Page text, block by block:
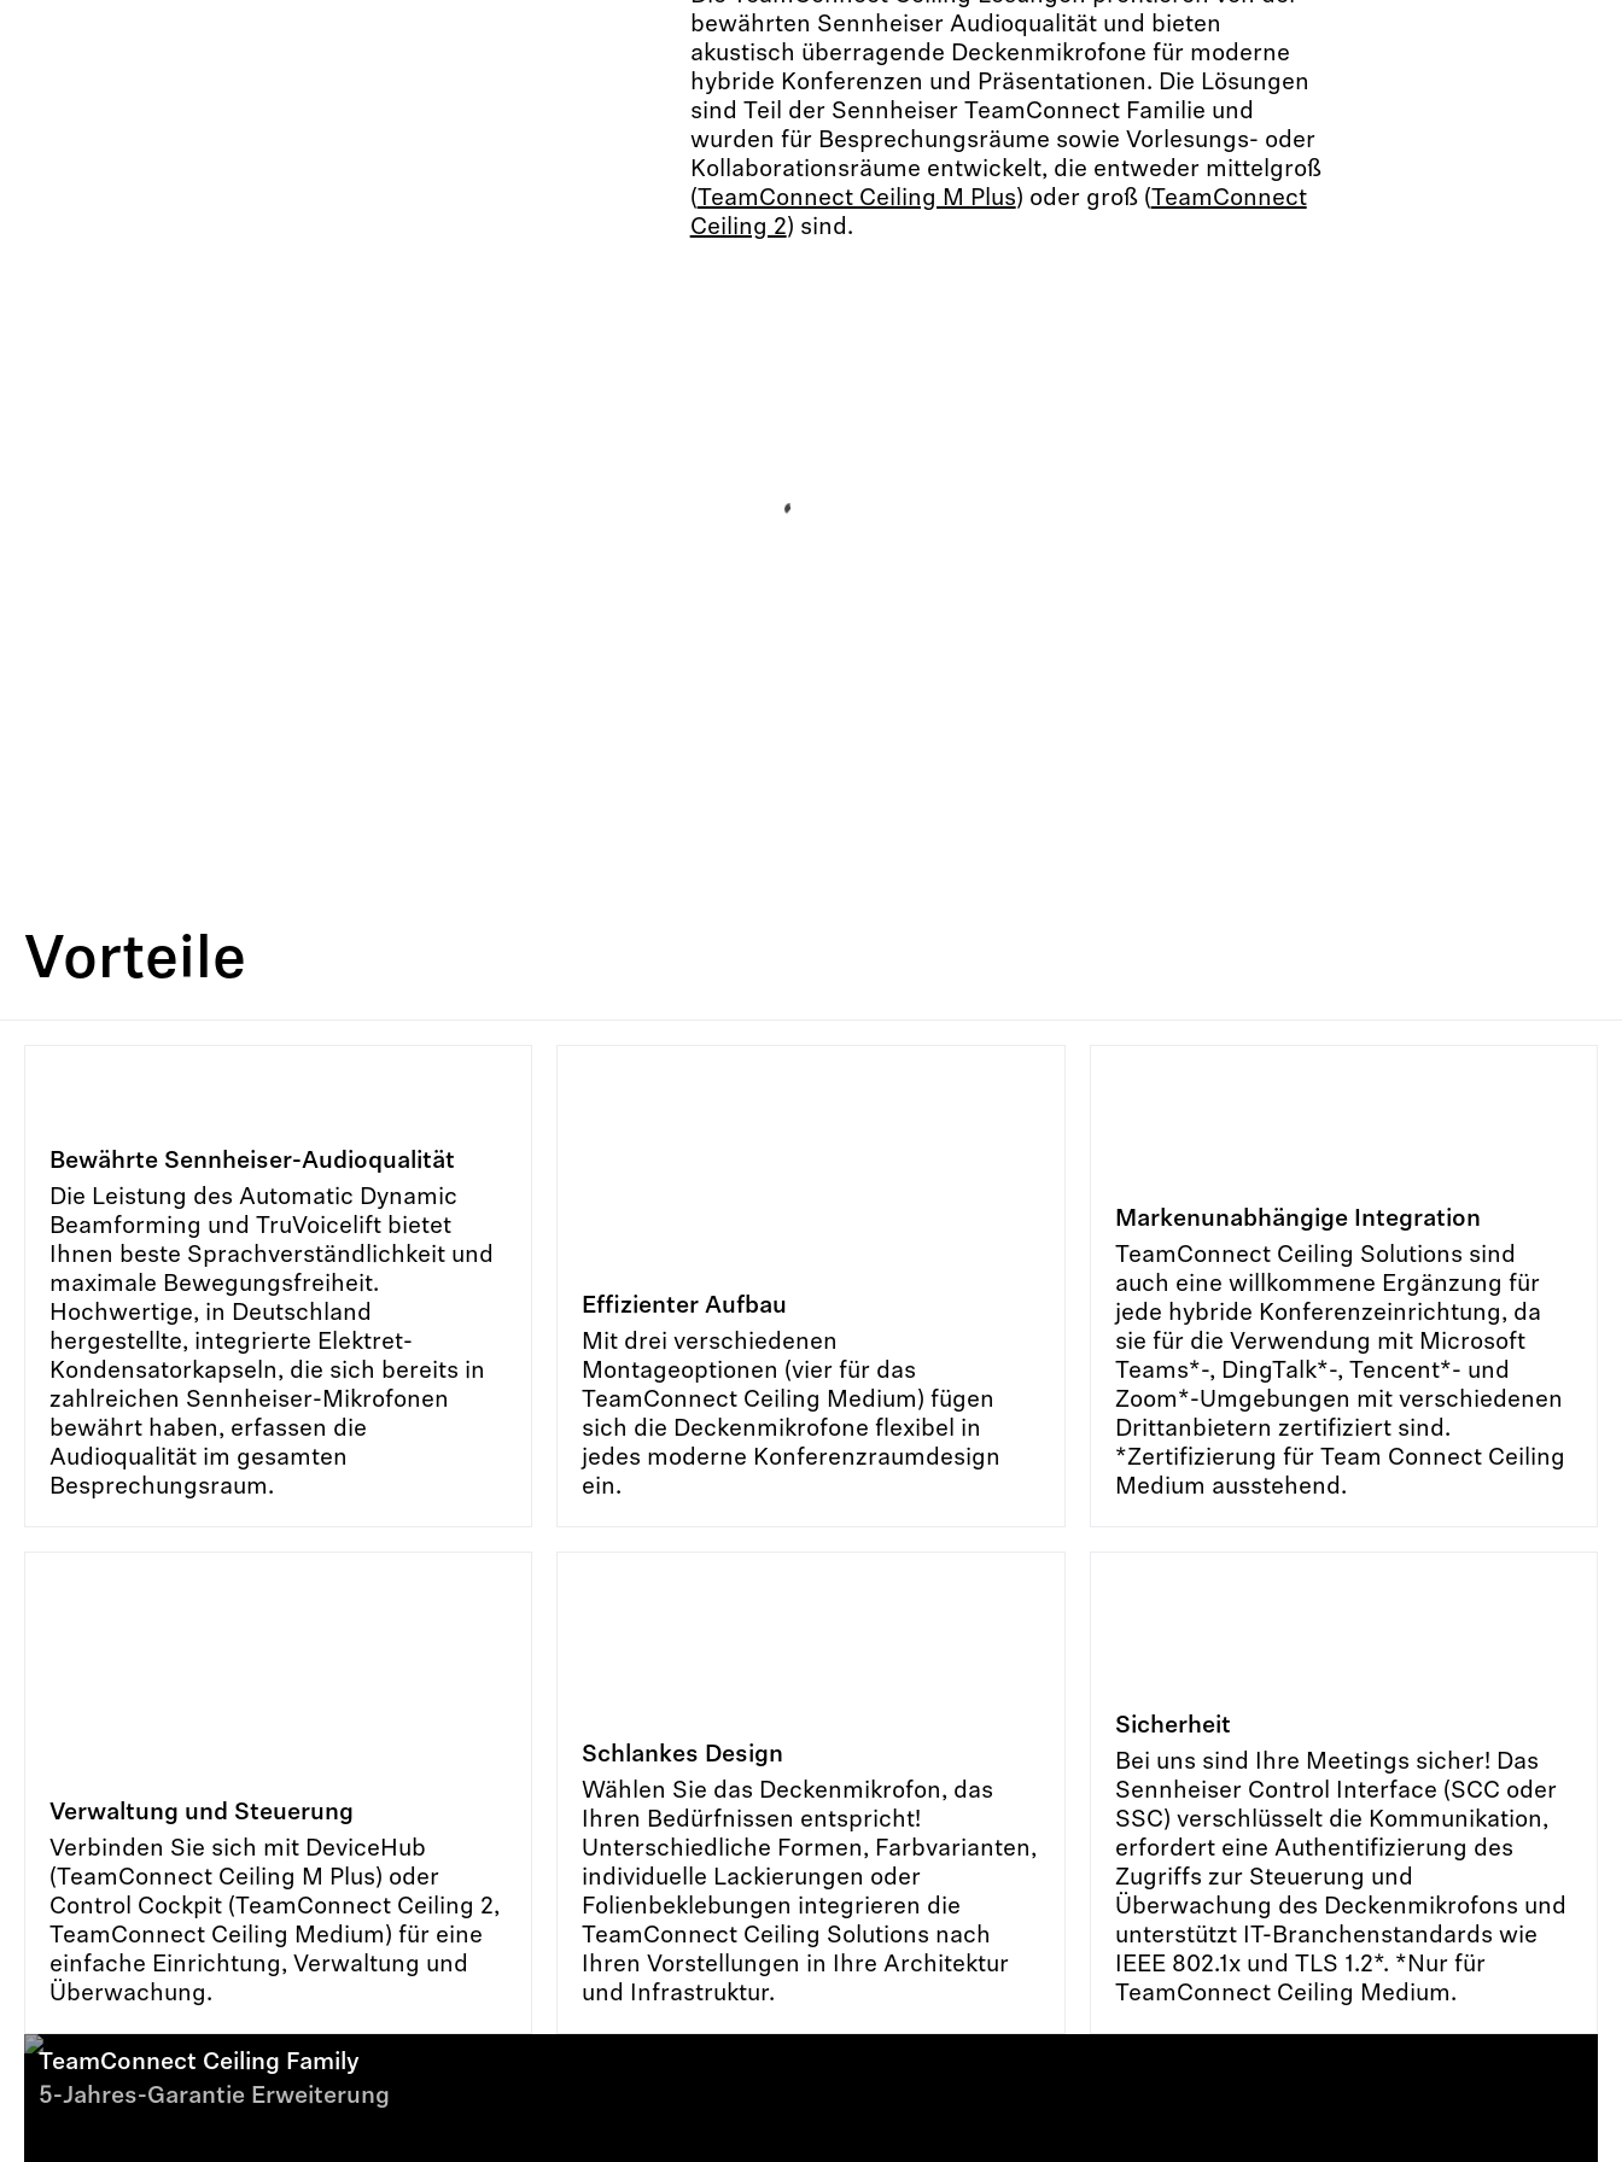
bewährten Sennheiser Audioqualität und bieten
akustisch überragende Deckenmikrofone für moderne
hybride Konferenzen und Präsentationen. Die Lösungen
sind Teil der Sennheiser TeamConnect Familie und
wurden für Besprechungsräume sowie Vorlesungs- oder
Kollaborationsräume entwickelt, die entweder mittelgroß
( TeamConnect Ceiling M Plus) oder groß ( TeamConnect
Ceiling 2) sind.
Vorteile
Bewährte Sennheiser-Audioqualität
Die Leistung des Automatic Dynamic
Beamforming und TruVoicelift bietet
Ihnen beste Sprachverständlichkeit und
maximale Bewegungsfreiheit.
Hochwertige, in Deutschland
hergestellte, integrierte Elektret-
Kondensatorkapseln, die sich bereits in
zahlreichen Sennheiser-Mikrofonen
bewährt haben, erfassen die
Audioqualität im gesamten
Besprechungsraum.
Effizienter Aufbau
Mit drei verschiedenen
Montageoptionen (vier für das
TeamConnect Ceiling Medium) fügen
sich die Deckenmikrofone flexibel in
jedes moderne Konferenzraumdesign
ein.
Markenunabhängige Integration
TeamConnect Ceiling Solutions sind
auch eine willkommene Ergänzung für
jede hybride Konferenzeinrichtung, da
sie für die Verwendung mit Microsoft
Teams*-, DingTalk*-, Tencent*- und
Zoom*-Umgebungen mit verschiedenen
Drittanbietern zertifiziert sind.
*Zertifizierung für Team Connect Ceiling
Medium ausstehend.
Verwaltung und Steuerung
Verbinden Sie sich mit DeviceHub
(TeamConnect Ceiling M Plus) oder
Control Cockpit (TeamConnect Ceiling 2,
TeamConnect Ceiling Medium) für eine
einfache Einrichtung, Verwaltung und
Überwachung.
Schlankes Design
Wählen Sie das Deckenmikrofon, das
Ihren Bedürfnissen entspricht!
Unterschiedliche Formen, Farbvarianten,
individuelle Lackierungen oder
Folienbeklebungen integrieren die
TeamConnect Ceiling Solutions nach
Ihren Vorstellungen in Ihre Architektur
und Infrastruktur.
Sicherheit
Bei uns sind Ihre Meetings sicher! Das
Sennheiser Control Interface (SCC oder
SSC) verschlüsselt die Kommunikation,
erfordert eine Authentifizierung des
Zugriffs zur Steuerung und
Überwachung des Deckenmikrofons und
unterstützt IT-Branchenstandards wie
IEEE 802.1x und TLS 1.2*. *Nur für
TeamConnect Ceiling Medium.
TeamConnect Ceiling Family
5-Jahres-Garantie Erweiterung